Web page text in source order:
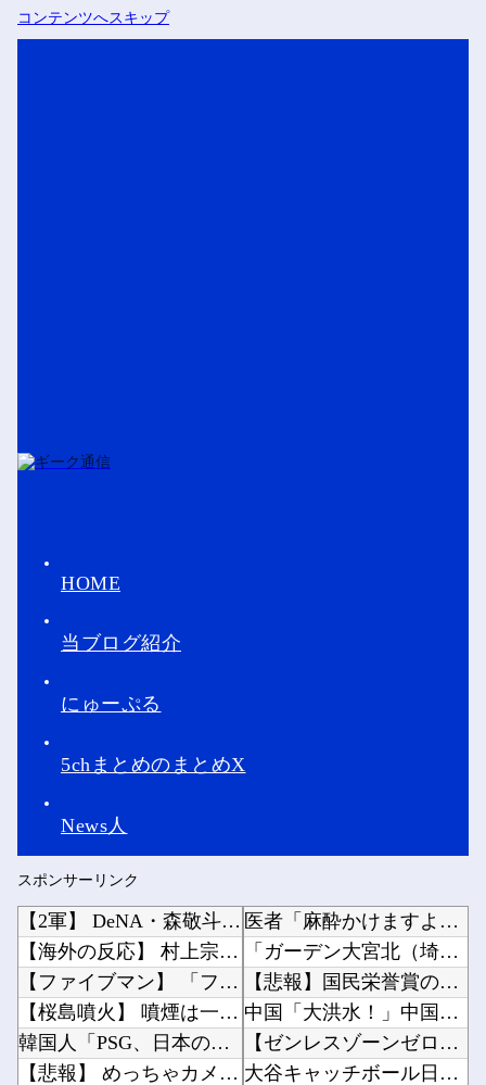
コンテンツへスキップ
HOME
当ブログ紹介
にゅーぷる
5chまとめのまとめX
News人
スポンサーリンク
【2軍】 DeNA・森敬斗、中堅UZR 8.2時点【 11.6】14球団トップ
【海外の反応】 村上宗隆、97マイル以上の速球へのOPSがメジャートップだった件「みんな手...
【ファイブマン】 「ファイブロボ」とかいう3機のマシンが合体して完成するロボ
【桜島噴火】 噴煙は一時約3000メートルに…活発な噴火活動続く
韓国人「PSG、日本の鈴木彩艶に約60億円で正式オファー・・・」→「あいつがそれほどなのか...
【悲報】 めっちゃカメレオンさん、早速パクリゲーが任天堂ストアに登場してしまう……
医者「麻酔かけますよー」 わい(全身麻酔に耐えて見せる！うおおおおおお！！！！)他
「ガーデン大宮北（埼玉）」「ニューアサヒ府中四谷店（東京）」が8月16日の営業をもって閉店...
【悲報】国民栄誉賞の記念品に「高市早苗」と彫ってあって炎上ｗｗｗｗｗｗｗｗｗｗ他
中国「大洪水！」中国ダム「決壊」地元民「公式発表より死者多い！」中国政府「住民拘束！（安否...
【ゼンレスゾーンゼロ】ねんどろいど「セス・ ローウェル」【本日発売】他
大谷キャッチボール日程も未定他